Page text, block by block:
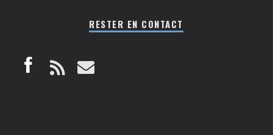
RESTER EN CONTACT